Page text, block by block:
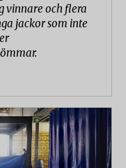
vinnare och flera
jackor som inte